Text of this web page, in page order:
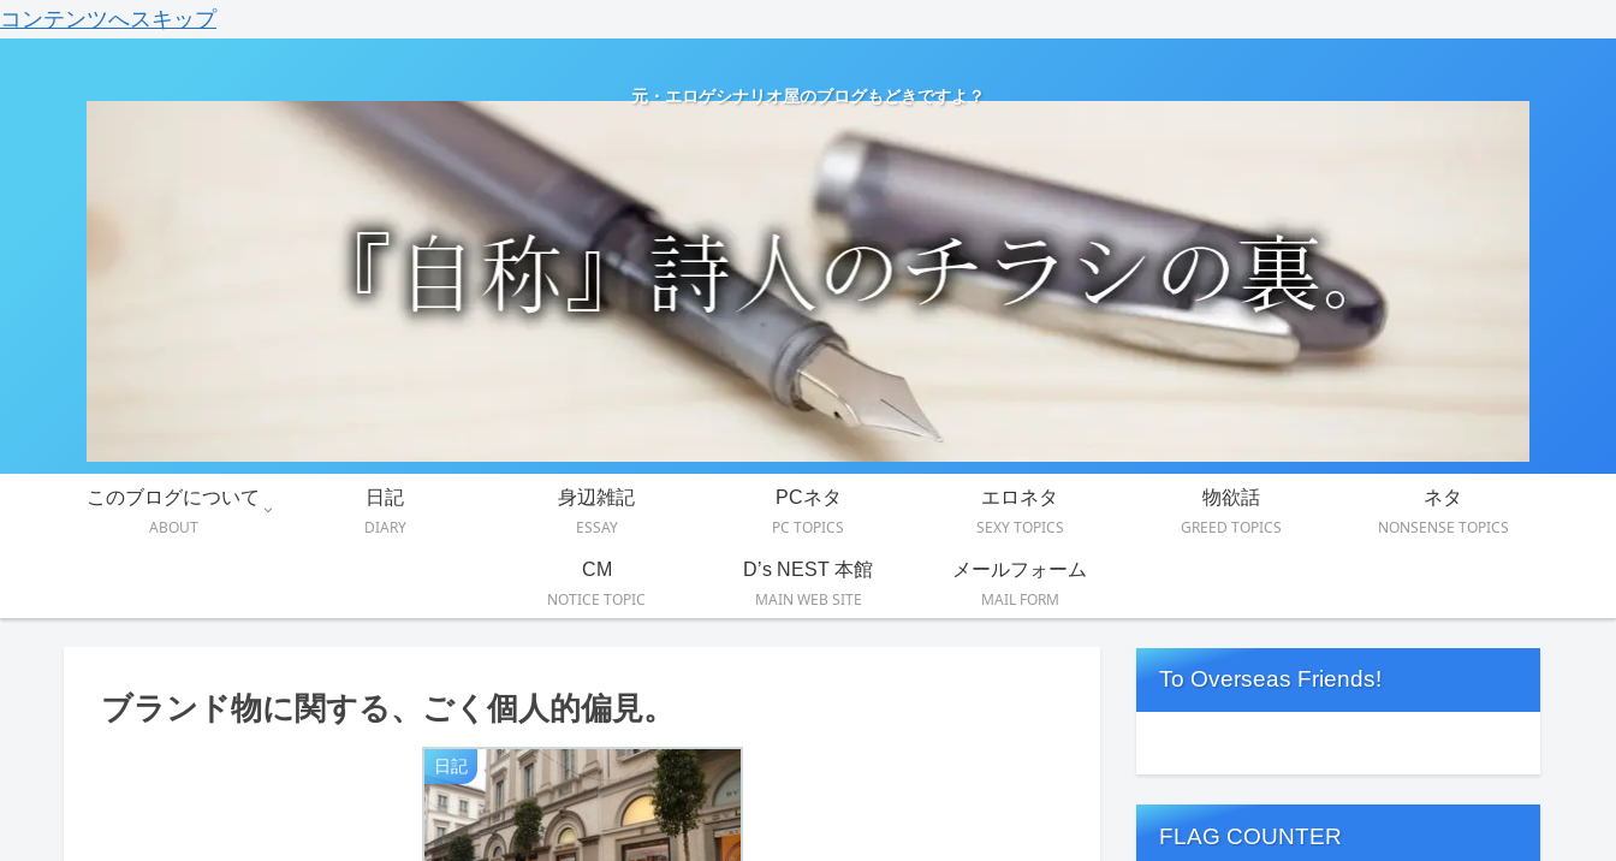
コンテンツへスキップ
元・エロゲシナリオ屋のブログもどきですよ？
このブログについて
ABOUT
日記
DIARY
身辺雑記
ESSAY
PCネタ
PC TOPICS
エロネタ
SEXY TOPICS
物欲話
GREED TOPICS
ネタ
NONSENSE TOPICS
CM
NOTICE TOPIC
D’s NEST 本館
MAIN WEB SITE
メールフォーム
MAIL FORM
ブランド物に関する、ごく個人的偏見。
日記
To Overseas Friends!
FLAG COUNTER